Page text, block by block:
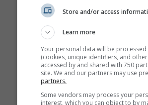
Store and/or access
Learn more
Your personal data will be
(cookies, unique identifiers, and
accessed by and shared with 750
site. We and our partners may use
partners.
Some vendors may process your
interest, which you can object to by